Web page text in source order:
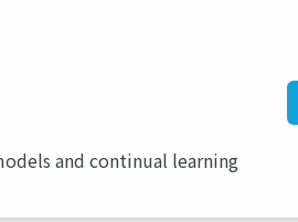
and continual learning